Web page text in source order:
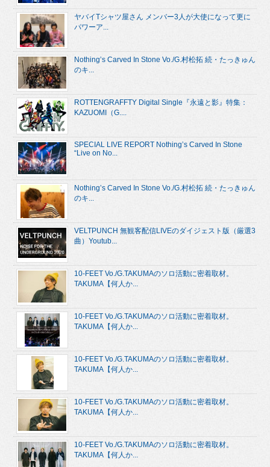
ヤバイTシャツ屋さん メンバー3人が大使になって更に
パワーア...
Nothing’s Carved In Stone Vo./G.村松拓 続・たっきゅん
のキ...
ROTTENGRAFFTY Digital Single『永遠と影』特集：
KAZUOMI（G....
SPECIAL LIVE REPORT Nothing’s Carved In Stone
“Live on No...
Nothing’s Carved In Stone Vo./G.村松拓 続・たっきゅん
のキ...
VELTPUNCH 無観客配信LIVEのダイジェスト版（厳選3
曲）Youtub...
10-FEET Vo./G.TAKUMAのソロ活動に密着取材。
TAKUMA【何人か...
10-FEET Vo./G.TAKUMAのソロ活動に密着取材。
TAKUMA【何人か...
10-FEET Vo./G.TAKUMAのソロ活動に密着取材。
TAKUMA【何人か...
10-FEET Vo./G.TAKUMAのソロ活動に密着取材。
TAKUMA【何人か...
10-FEET Vo./G.TAKUMAのソロ活動に密着取材。
TAKUMA【何人か...